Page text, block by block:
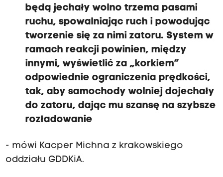
będą jechały wolno trzema pasami
ruchu, spowalniając ruch i powodując
tworzenie się za nimi zatoru. System w
ramach reakcji powinien, między
innymi, wyświetlić za „korkiem”
odpowiednie ograniczenia prędkości,
tak, aby samochody wolniej dojechały
do zatoru, dając mu szansę na szybsze
rozładowanie
- mówi Kacper Michna z krakowskiego
oddziału GDDKiA.